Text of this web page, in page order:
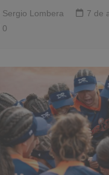
Sergio Lombera
7 de
0